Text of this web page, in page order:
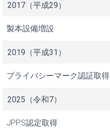
2017（平成29）
製本設備増設
2019（平成31）
プライバシーマーク認証取得
2025（令和7）
JPPS認定取得